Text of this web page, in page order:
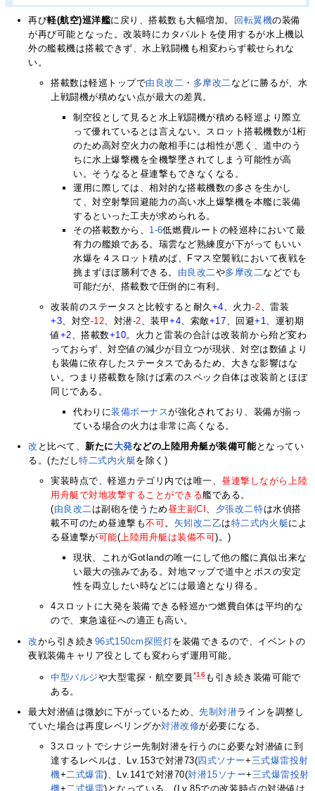
再び軽(航空)巡洋艦に戻り、搭載数も大幅増加。 回転翼機の装備
が再び可能となった。改装時にカタパルトを使用するが水上機以
外の艦載機は搭載できず、水上戦闘機も相変わらず載せられな
い。
搭載数は軽巡トップで由良改二 ・ 多摩改二 などに勝るが、水
上戦闘機が積めない点が最大の差異。
制空役として見ると水上戦闘機が積める軽巡より際立
って優れているとは言えない。スロット搭載機数が1桁
のため高対空火力の敵相手には相性が悪く、道中のう
ちに水上爆撃機を全機撃墜されてしまう可能性が高
い。そうなると昼連撃もできなくなる。
運用に際しては、相対的な搭載機数の多さを生かし
て、対空射撃回避能力の高い水上爆撃機を本艦に装備
するといった工夫が求められる。
その搭載数から、 1-6低燃費ルートの軽巡枠において最
有力の艦娘である。瑞雲など熟練度が下がってもいい
水爆を４スロット積めば、Fマス空襲戦において夜戦を
挑まずほぼ勝利できる。 由良改二 や多摩改二などでも
可能だが、搭載数で圧倒的に有利。
改装前のステータスと比較すると耐久 +4 、火力-2 、雷装
+3 、対空-12 、対潜-2 、装甲+4 、索敵+17 、回避+1
、運初期
値+2 、搭載数+10。火力と雷装の合計は改装前から殆ど変わ
っておらず、対空値の減少が目立つが現状、対空は数値より
も装備に依存したステータスであるため、大きな影響はな
い。つまり搭載数を除けば素のスペック自体は改装前とほぼ
同じである。
代わりに装備ボーナスが強化されており、装備が揃っ
ている場合の火力は非常に高くなる。
改 と比べて、新たに大発などの上陸用舟艇が装備可能となってい
る。(ただし特二式内火艇を除く)
実装時点で、軽巡カテゴリ内では唯一、昼連撃しながら上陸
用舟艇で対地攻撃することができる艦である。
(由良改二は副砲を使うため昼主副CI 、 夕張改二特は水偵搭
載不可のため昼連撃も不可。 矢矧改二乙は特二式内火艇によ
る昼連撃が可能(上陸用舟艇は装備不可)。)
現状、これがGotlandの唯一にして他の艦に真似出来な
い最大の強みである。対地マップで道中とボスの安定
性を両立したい時などには最適となり得る。
4スロットに大発を装備できる軽巡かつ燃費自体は平均的な
ので、東急遠征への適正も高い。
改から引き続き 96式150cm探照灯を装備できるので、イベントの
夜戦装備キャリア役としても変わらず運用可能。
中型バルジや大型電探・航空要員 *16も引き続き装備可能で
ある。
最大対潜値は微妙に下がっているため、先制対潜ラインを調整し
ていた場合は再度レベリングか対潜改修が必要になる。
3スロットでシナジー先制対潜を行うのに必要な対潜値に到
達するレベルは、Lv.153で対潜73(四式ソナー+三式爆雷投射
機+二式爆雷)、Lv.141で対潜70(対潜15ソナー+三式爆雷投射
機+ 二式爆雷)となっている。(Lv.85での改装時点の対潜値は